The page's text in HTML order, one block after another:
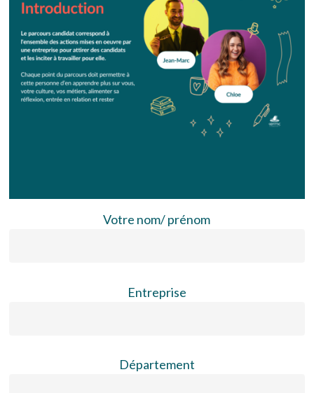
Votre nom/ prénom
Entreprise
Département